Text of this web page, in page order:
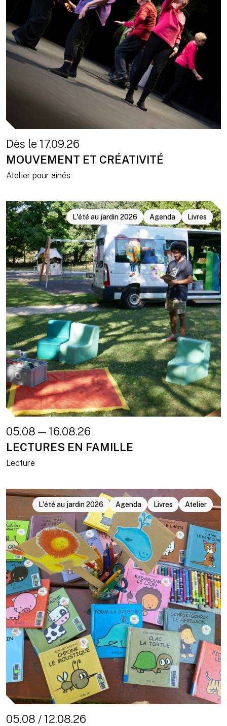
Dès le 17.09.26
MOUVEMENT ET CRÉATIVITÉ
Atelier pour aînés
L'été au jardin 2026 Agenda Livres
05.08 — 16.08.26
LECTURES EN FAMILLE
Lecture
L'été au jardin 2026 Agenda Livres Atelier
05.08 / 12.08.26